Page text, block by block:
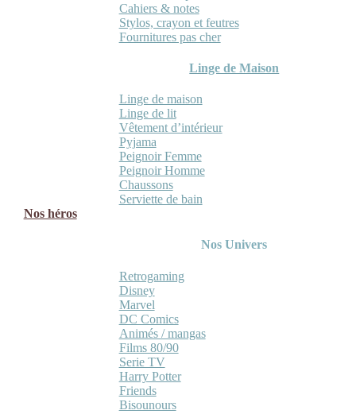
Cahiers & notes
Stylos, crayon et feutres
Fournitures pas cher
Linge de Maison
Linge de maison
Linge de lit
Vêtement d’intérieur
Pyjama
Peignoir Femme
Peignoir Homme
Chaussons
Serviette de bain
Nos héros
Nos Univers
Retrogaming
Disney
Marvel
DC Comics
Animés / mangas
Films 80/90
Serie TV
Harry Potter
Friends
Bisounours